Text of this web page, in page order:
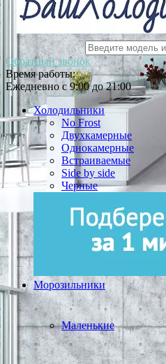
Обратный звонок
Время работы:
Ежедневно с 9:00 до 21:00
Холодильники
No Frost
Двухкамерные
Однокамерные
Встраиваемые
Side by side
Черные
Морозильники
Маленькие